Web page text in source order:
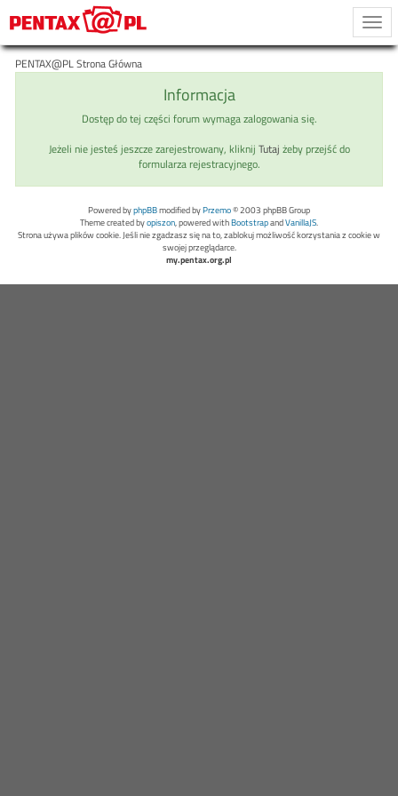
PENTAX@PL Strona Główna
Informacja
Dostęp do tej części forum wymaga zalogowania się.
Jeżeli nie jesteś jeszcze zarejestrowany, kliknij Tutaj żeby przejść do
formularza rejestracyjnego.
Powered byphpBBmodified byPrzemo© 2003 phpBB Group
Theme created byopiszon, powered withBootstrapandVanillaJS.
Strona używa plików cookie. Jeśli nie zgadzasz się na to, zablokuj możliwość korzystania z cookie w
swojej przeglądarce.
my.pentax.org.pl